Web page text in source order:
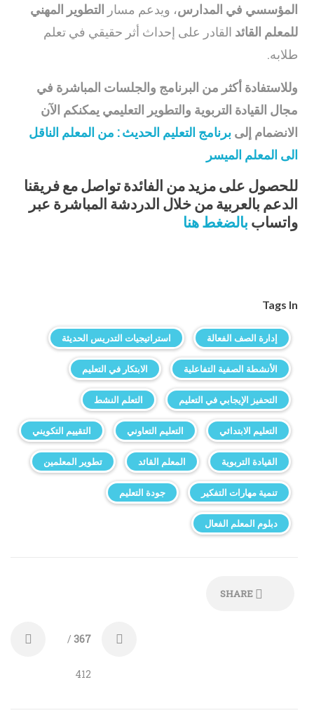
المؤسسي في المدارس، ويدعم مسار التطوير المهني
للمعلم القائد القادر على إحداث أثر حقيقي في تعلم
طلابه.
وللاستفادة أكثر من البرنامج والجلسات المباشرة في
مجال القيادة التربوية والتطوير التعليمي يمكنكم الآن
الانضمام إلى برنامج التعليم الحديث : من المعلم الناقل
الى المعلم الميسر
للحصول على مزيد من الفائدة تواصل مع فريقنا
الدعم بالعربية من خلال الدردشة المباشرة عبر
واتساب بالضغط هنا
Tags In
إدارة الصف الفعالة استراتيجيات التدريس الحديثة
الأنشطة الصفية التفاعلية الابتكار في التعليم
التحفيز الإيجابي في التعليم التعلم النشط
التعليم الابتدائي التعليم التعاوني التقييم التكويني
القيادة التربوية المعلم القائد تطوير المعلمين
تنمية مهارات التفكير جودة التعليم
دبلوم المعلم الفعال
SHARE
367
/
412